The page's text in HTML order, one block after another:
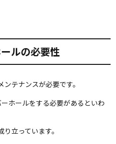
ルの必要性
テナンスが必要です。
ホールをする必要があるといわ
立っています。